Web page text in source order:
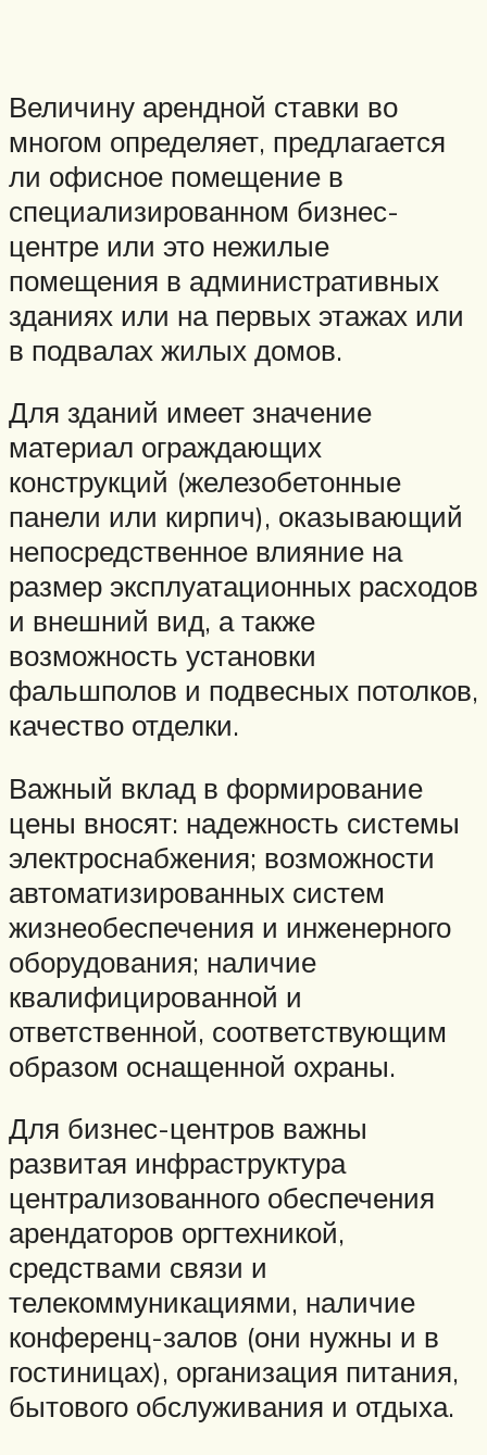
Величину арендной ставки во
многом определяет, предлагается
ли офисное помещение в
специализированном бизнес-
центре или это нежилые
помещения в административных
зданиях или на первых этажах или
в подвалах жилых домов.
Для зданий имеет значение
материал ограждающих
конструкций (железобетонные
панели или кирпич), оказывающий
непосредственное влияние на
размер эксплуатационных расходов
и внешний вид, а также
возможность установки
фальшполов и подвесных потолков,
качество отделки.
Важный вклад в формирование
цены вносят: надежность системы
электроснабжения; возможности
автоматизированных систем
жизнеобеспечения и инженерного
оборудования; наличие
квалифицированной и
ответственной, соответствующим
образом оснащенной охраны.
Для бизнес-центров важны
развитая инфраструктура
централизованного обеспечения
арендаторов оргтехникой,
средствами связи и
телекоммуникациями, наличие
конференц-залов (они нужны и в
гостиницах), организация питания,
бытового обслуживания и отдыха.